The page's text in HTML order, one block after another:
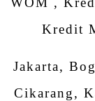
Kredit
Jakarta,
Cikarang,